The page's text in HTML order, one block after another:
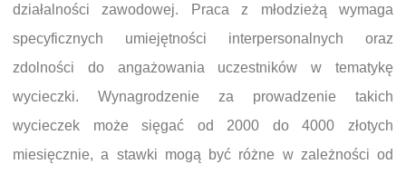
działalności zawodowej. Praca z młodzieżą wymaga
specyficznych umiejętności interpersonalnych oraz
zdolności do angażowania uczestników w tematykę
wycieczki. Wynagrodzenie za prowadzenie takich
wycieczek może sięgać od 2000 do 4000 złotych
miesięcznie, a stawki mogą być różne w zależności od